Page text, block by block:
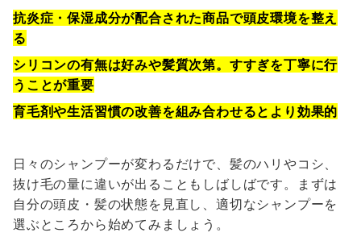
抗炎症・保湿成分が配合された商品で頭皮環境を整え
る
シリコンの有無は好みや髪質次第。すすぎを丁寧に行
うことが重要
育毛剤や生活習慣の改善を組み合わせるとより効果的
日々のシャンプーが変わるだけで、髪のハリやコシ、
抜け毛の量に違いが出ることもしばしばです。まずは
自分の頭皮・髪の状態を見直し、適切なシャンプーを
選ぶところから始めてみましょう。